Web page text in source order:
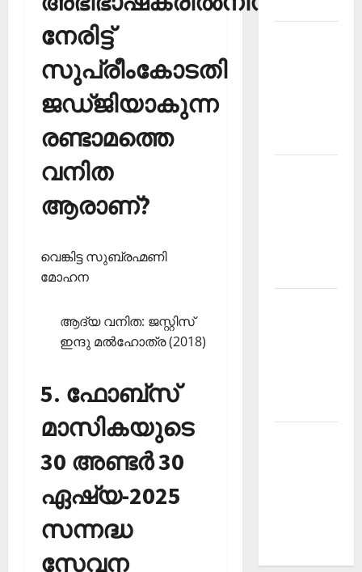
നേരിട്ട്
സുപ്രീംകോടതി
ജഡ്ജിയാകുന്ന
രണ്ടാമത്തെ
വനിത
ആരാണ്?
വെങ്കിട്ട സുബ്രഹ്മണി
മോഹന
ആദ്യ വനിത: ജസ്റ്റിസ്
ഇന്ദു മല്‍ഹോത്ര (2018)
5. ഫോബ്‌സ്
മാസികയുടെ
30 അണ്ടര്‍ 30
ഏഷ്യ-2025
സന്നദ്ധ
സേവന